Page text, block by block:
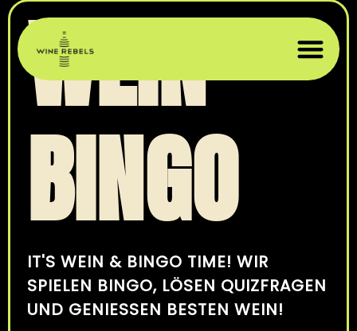
WEIN
BINGO
IT'S WEIN & BINGO TIME! WIR
SPIELEN BINGO, LÖSEN QUIZFRAGEN
UND GENIESSEN BESTEN WEIN!